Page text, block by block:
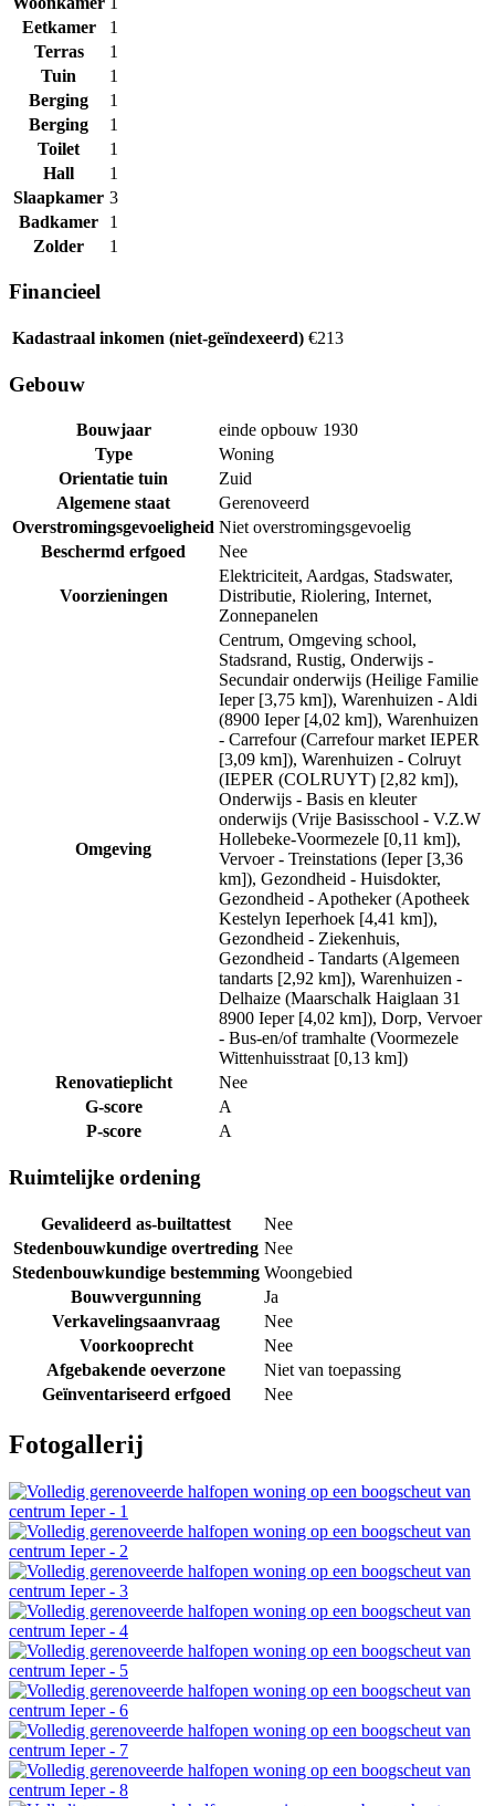
Eetkamer
1
Terras
1
Tuin
1
Berging
1
Berging
1
Toilet
1
Hall
1
Slaapkamer 3
Badkamer
1
Zolder
1
Financieel
Kadastraal inkomen (niet-geïndexeerd) €213
Gebouw
Bouwjaar
einde opbouw 1930
Type
Woning
Orientatie tuin
Zuid
Algemene staat
Gerenoveerd
Overstromingsgevoeligheid Niet overstromingsgevoelig
Beschermd erfgoed
Nee
Voorzieningen
Elektriciteit, Aardgas, Stadswater,
Distributie, Riolering, Internet,
Zonnepanelen
Omgeving
Centrum, Omgeving school,
Stadsrand, Rustig, Onderwijs -
Secundair onderwijs (Heilige Familie
Ieper [3,75 km]), Warenhuizen - Aldi
(8900 Ieper [4,02 km]), Warenhuizen
- Carrefour (Carrefour market IEPER
[3,09 km]), Warenhuizen - Colruyt
(IEPER (COLRUYT) [2,82 km]),
Onderwijs - Basis en kleuter
onderwijs (Vrije Basisschool - V.Z.W
Hollebeke-Voormezele [0,11 km]),
Vervoer - Treinstations (Ieper [3,36
km]), Gezondheid - Huisdokter,
Gezondheid - Apotheker (Apotheek
Kestelyn Ieperhoek [4,41 km]),
Gezondheid - Ziekenhuis,
Gezondheid - Tandarts (Algemeen
tandarts [2,92 km]), Warenhuizen -
Delhaize (Maarschalk Haiglaan 31
8900 Ieper [4,02 km]), Dorp, Vervoer
- Bus-en/of tramhalte (Voormezele
Wittenhuisstraat [0,13 km])
Renovatieplicht
Nee
G-score
A
P-score
A
Ruimtelijke ordening
Gevalideerd as-builtattest
Nee
Stedenbouwkundige overtreding Nee
Stedenbouwkundige bestemming Woongebied
Bouwvergunning
Ja
Verkavelingsaanvraag
Nee
Voorkooprecht
Nee
Afgebakende oeverzone
Niet van toepassing
Geïnventariseerd erfgoed
Nee
Fotogallerij